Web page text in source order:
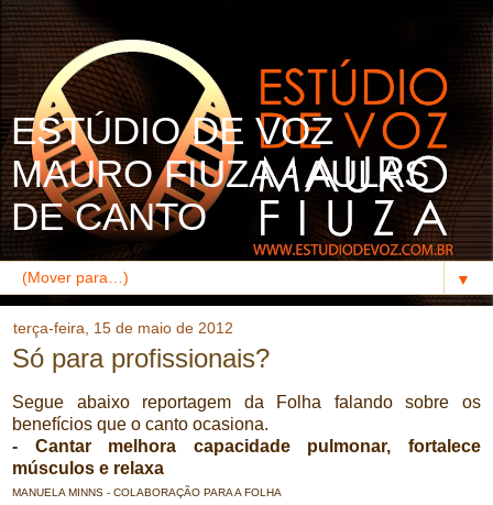
ESTÚDIO DE VOZ
MAURO FIUZA - AULAS
DE CANTO
▼
terça-feira, 15 de maio de 2012
Só para profissionais?
Segue abaixo reportagem da Folha falando sobre os
benefícios que o canto ocasiona.
- Cantar melhora capacidade pulmonar, fortalece
músculos e relaxa
MANUELA MINNS - COLABORAÇÃO PARA A FOLHA